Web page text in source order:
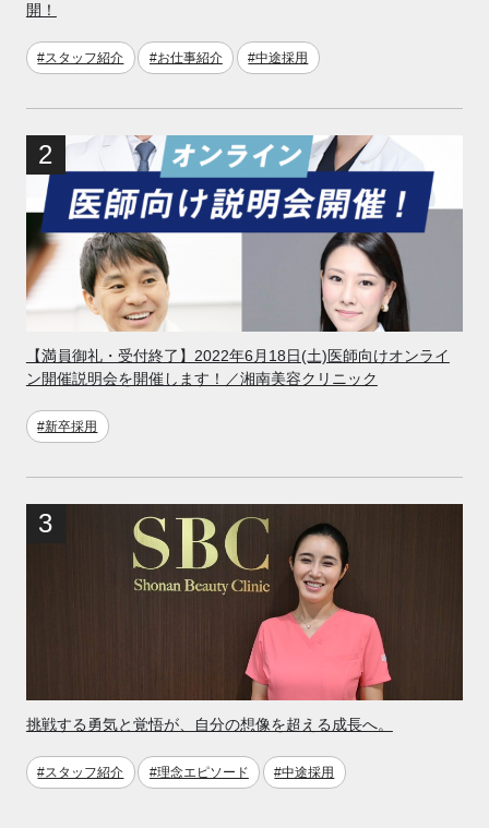
開！
#スタッフ紹介 #お仕事紹介 #中途採用
【満員御礼・受付終了】2022年6月18日(土)医師向けオンライ
ン開催説明会を開催します！／湘南美容クリニック
#新卒採用
挑戦する勇気と覚悟が、自分の想像を超える成長へ。
#スタッフ紹介 #理念エピソード #中途採用